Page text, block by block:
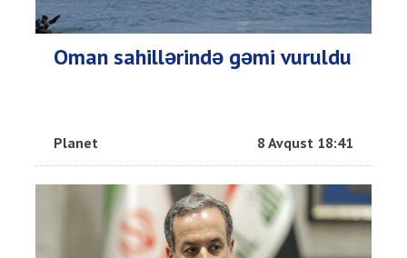
Oman sahillərində gəmi vuruldu
Planet 8 Avqust 18:41